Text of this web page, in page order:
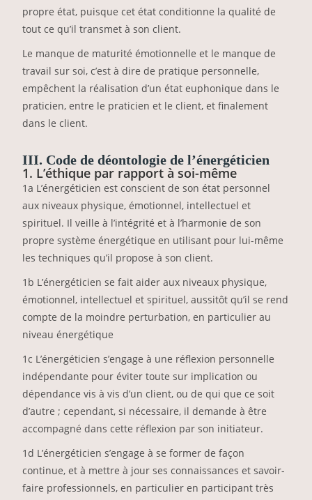
propre état, puisque cet état conditionne la qualité de
tout ce qu’il transmet à son client.
Le manque de maturité émotionnelle et le manque de
travail sur soi, c’est à dire de pratique personnelle,
empêchent la réalisation d’un état euphonique dans le
praticien, entre le praticien et le client, et finalement
dans le client.
III. Code de déontologie de l’énergéticien
1. L’éthique par rapport à soi-même
1a L’énergéticien est conscient de son état personnel
aux niveaux physique, émotionnel, intellectuel et
spirituel. Il veille à l’intégrité et à l’harmonie de son
propre système énergétique en utilisant pour lui-même
les techniques qu’il propose à son client.
1b L’énergéticien se fait aider aux niveaux physique,
émotionnel, intellectuel et spirituel, aussitôt qu’il se rend
compte de la moindre perturbation, en particulier au
niveau énergétique
1c L’énergéticien s’engage à une réflexion personnelle
indépendante pour éviter toute sur implication ou
dépendance vis à vis d’un client, ou de qui que ce soit
d’autre ; cependant, si nécessaire, il demande à être
accompagné dans cette réflexion par son initiateur.
1d L’énergéticien s’engage à se former de façon
continue, et à mettre à jour ses connaissances et savoir-
faire professionnels, en particulier en participant très